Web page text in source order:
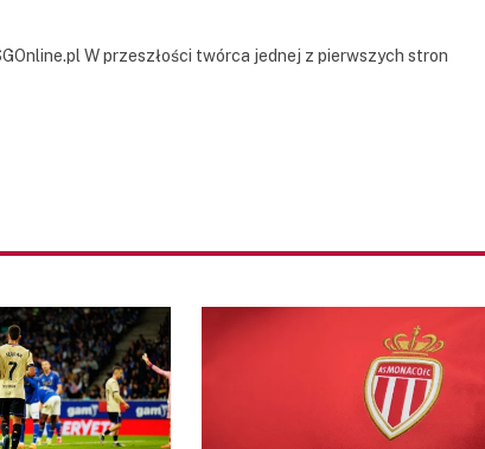
W przeszłości twórca jednej z pierwszych stron